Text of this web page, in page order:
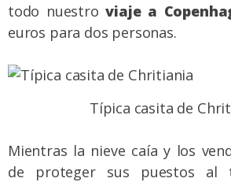
todo nuestroviaje a
euros para dos personas.
Típica casita de
Mientras la nieve caía y los
de proteger sus puestos al